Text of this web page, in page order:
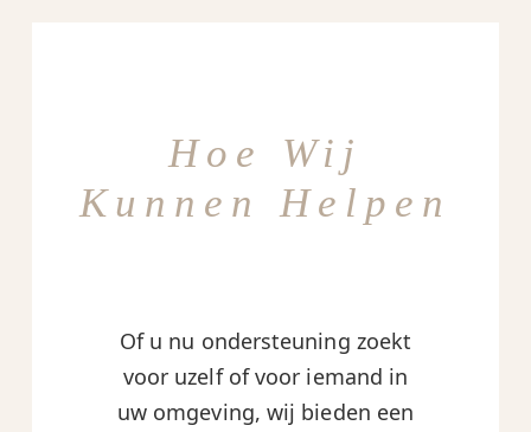
Hoe Wij
Kunnen Helpen
Of u nu ondersteuning zoekt
voor uzelf of voor iemand in
uw omgeving, wij bieden een